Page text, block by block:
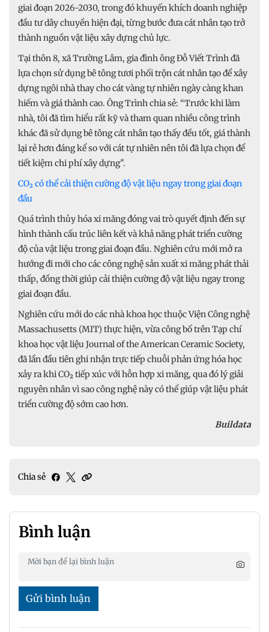
giai đoạn 2026-2030, trong đó khuyến khích doanh nghiệp
đầu tư dây chuyền hiện đại, từng bước đưa cát nhân tạo trở
thành nguồn vật liệu xây dựng chủ lực.
Tại thôn 8, xã Trường Lâm, gia đình ông Đỗ Viết Trình đã
lựa chọn sử dụng bê tông tươi phối trộn cát nhân tạo để xây
dựng ngôi nhà thay cho cát vàng tự nhiên ngày càng khan
hiếm và giá thành cao. Ông Trình chia sẻ: “Trước khi làm
nhà, tôi đã tìm hiểu rất kỹ và tham quan nhiều công trình
khác đã sử dụng bê tông cát nhân tạo thấy đều tốt, giá thành
lại rẻ hơn đáng kể so với cát tự nhiên nên tôi đã lựa chọn để
tiết kiệm chi phí xây dựng".
CO₂ có thể cải thiện cường độ vật liệu ngay trong giai đoạn
đầu
Quá trình thủy hóa xi măng đóng vai trò quyết định đến sự
hình thành cấu trúc liên kết và khả năng phát triển cường
độ của vật liệu trong giai đoạn đầu. Nghiên cứu mới mở ra
hướng đi mới cho các công nghệ sản xuất xi măng phát thải
thấp, đồng thời giúp cải thiện cường độ vật liệu ngay trong
giai đoạn đầu.
Nghiên cứu mới do các nhà khoa học thuộc Viện Công nghệ
Massachusetts (MIT) thực hiện, vừa công bố trên Tạp chí
khoa học vật liệu Journal of the American Ceramic Society,
đã lần đầu tiên ghi nhận trực tiếp chuỗi phản ứng hóa học
xảy ra khi CO₂ tiếp xúc với hỗn hợp xi măng, qua đó lý giải
nguyên nhân vì sao công nghệ này có thể giúp vật liệu phát
triển cường độ sớm cao hơn.
Buildata
Chia sẻ
Bình luận
Gửi bình luận